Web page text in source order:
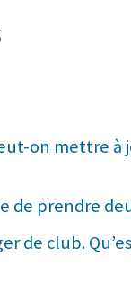
on mettre à
de prendre
de club.